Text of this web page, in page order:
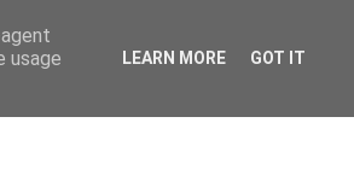
usage
LEARN MORE GOT IT